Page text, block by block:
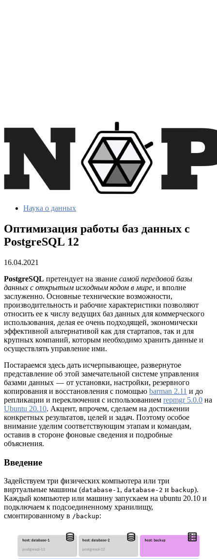
Наука о данных
Оптимизация работы баз данных с
PostgreSQL 12
16.04.2021
PostgreSQL претендует на звание самой передовой базы
данных с открытым исходным кодом в мире, и вполне
заслуженно. Основные технические возможности,
производительность и рабочие характеристики позволяют
относить ее к числу ведущих баз данных для коммерческого
использования, делая ее очень подходящей, экономически
эффективной альтернативой как для стартапов, так и для
крупных компаний, которым необходимо хранить данные и
осуществлять управление ими.
Постараемся здесь дать исчерпывающее, развернутое
представление об этой замечательной системе управления
базами данных — от установки, настройки, резервного
копирования и восстановления с помощью barman 2.11 и до
репликации и переключения с использованием repmgr 5.0.0 на
Ubuntu 20.10. Акцент, впрочем, сделаем на достижении
конкретных результатов, целей и задач. Поэтому особое
внимание уделим соответствующим этапам и командам,
оставив в стороне фоновые сведения и подробные
объяснения.
Введение
Задействуем три физических компьютера или три
виртуальные машины (database-1, database-2 и backup).
Каждый компьютер или машину запускаем на ubuntu 20.10 и
подключаем к подсоединенному хранилищу,
смонтированному в /backup: